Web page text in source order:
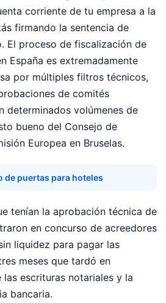
corriente de tu empresa a la
firmando la sentencia de
El proceso de fiscalización de
España es extremadamente
por múltiples filtros técnicos,
de comités
determinados volúmenes de
bueno del Consejo de
Europea en Bruselas.
de puertas para hoteles
tenían la aprobación técnica de
en concurso de acreedores
liquidez para pagar las
meses que tardó en
escrituras notariales y la
bancaria.